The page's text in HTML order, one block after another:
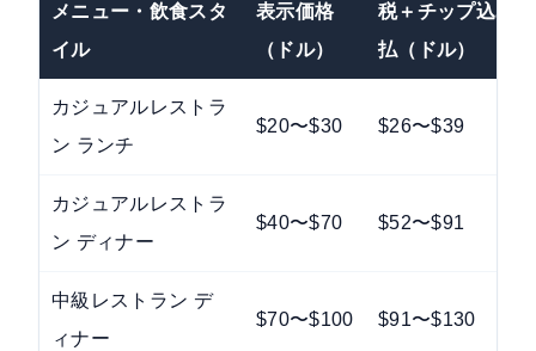
メニュー・飲食スタ
イル
表示価格
（ドル）
税＋チップ込み
払（ドル）
カジュアルレストラ
ン ランチ
$20〜$30 $26〜$39
カジュアルレストラ
ン ディナー
$40〜$70 $52〜$91
中級レストラン デ
ィナー
$70〜$100 $91〜$130